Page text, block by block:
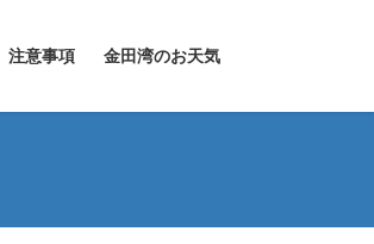
注意事項 金田湾のお天気